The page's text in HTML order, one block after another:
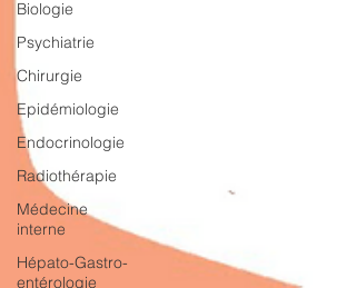
Biologie
Psychiatrie
Chirurgie
Epidémiologie
Endocrinologie
Radiothérapie
Médecine
interne
Hépato-Gastro-
entérologie